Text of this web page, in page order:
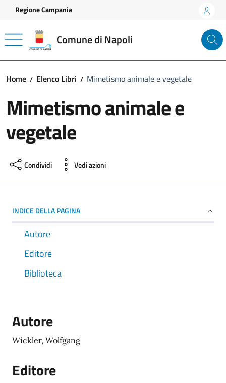
Vai ai contenuti
Vai al footer
Regione Campania
Comune di Napoli
Home Elenco Libri Mimetismo animale e vegetale
Mimetismo animale e
vegetale
Condividi Vedi azioni
INDICE DELLA PAGINA
Autore
Editore
Biblioteca
Autore
Wickler, Wolfgang
Editore